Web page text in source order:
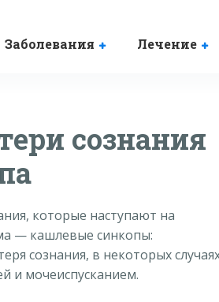
Заболевания Лечение
сознания
которые наступают на
— кашлевые синкопы:
сознания, в некоторых
и мочеиспусканием.